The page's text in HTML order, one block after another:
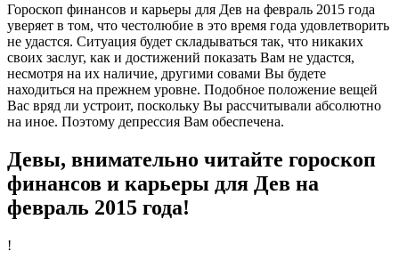
Гороскоп финансов и карьеры для Дев на февраль 2015 года
уверяет в том, что честолюбие в это время года удовлетворить
не удастся. Ситуация будет складываться так, что никаких
своих заслуг, как и достижений показать Вам не удастся,
несмотря на их наличие, другими совами Вы будете
находиться на прежнем уровне. Подобное положение вещей
Вас вряд ли устроит, поскольку Вы рассчитывали абсолютно
на иное. Поэтому депрессия Вам обеспечена.
Девы, внимательно читайте гороскоп
финансов и карьеры для Дев на
февраль 2015 года!
!